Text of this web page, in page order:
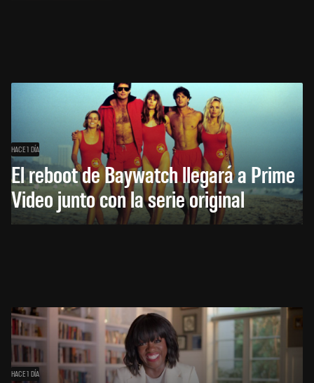
HACE 1 DÍA
El reboot de Baywatch llegará a Prime
Video junto con la serie original
HACE 1 DÍA